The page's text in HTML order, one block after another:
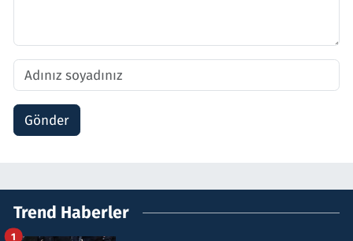
Gönder
Trend Haberler
1